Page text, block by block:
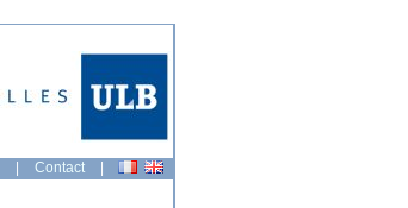
| Contact |